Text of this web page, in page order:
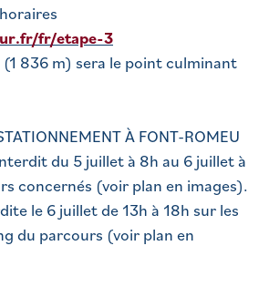
fr/etape-3
(1 836 m) sera le point culminant
À FONT-ROMEU
du 5 juillet à 8h au 6 juillet à
concernés (voir plan en images).
le 6 juillet de 13h à 18h sur les
du parcours (voir plan en